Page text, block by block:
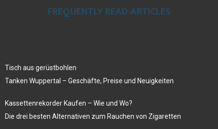
FREQUENTLY READ ARTICLES
Tisch aus gerüstbohlen
Tanken Wuppertal – Geschäfte, Preise und Neuigkeiten
Kassettenrekorder Kaufen – Wie und Wo?
Die drei besten Alternativen zum Rauchen von Zigaretten